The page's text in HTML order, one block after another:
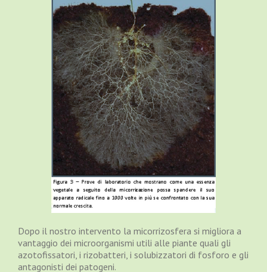
Dopo il nostro intervento la micorrizosfera si migliora a
vantaggio dei microorganismi utili alle piante quali gli
azotofissatori, i rizobatteri, i solubizzatori di fosforo e gli
antagonisti dei patogeni.